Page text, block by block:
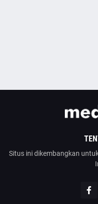
Situs ini dikembangkan